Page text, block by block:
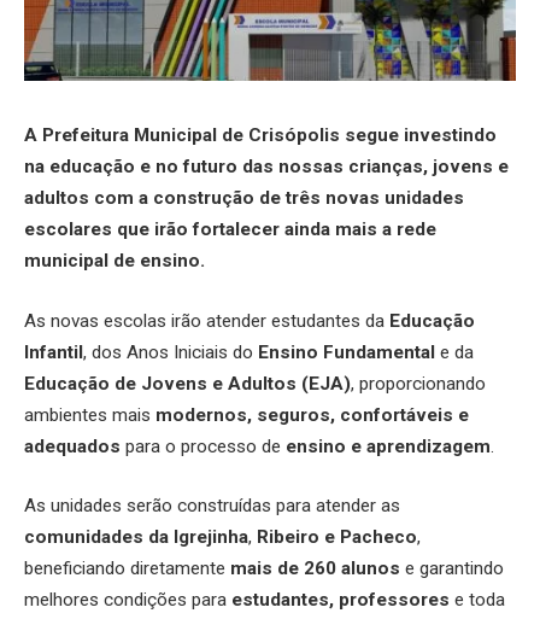
A Prefeitura Municipal de Crisópolis segue investindo
na educação e no futuro das nossas crianças, jovens e
adultos com a construção de três novas unidades
escolares que irão fortalecer ainda mais a rede
municipal de ensino.
As novas escolas irão atender estudantes da Educação
Infantil, dos Anos Iniciais do Ensino Fundamental e da
Educação de Jovens e Adultos (EJA), proporcionando
ambientes mais modernos, seguros, confortáveis e
adequados para o processo de ensino e aprendizagem.
As unidades serão construídas para atender as
comunidades da Igrejinha, Ribeiro e Pacheco,
beneficiando diretamente mais de 260 alunos e garantindo
melhores condições para estudantes, professores e toda